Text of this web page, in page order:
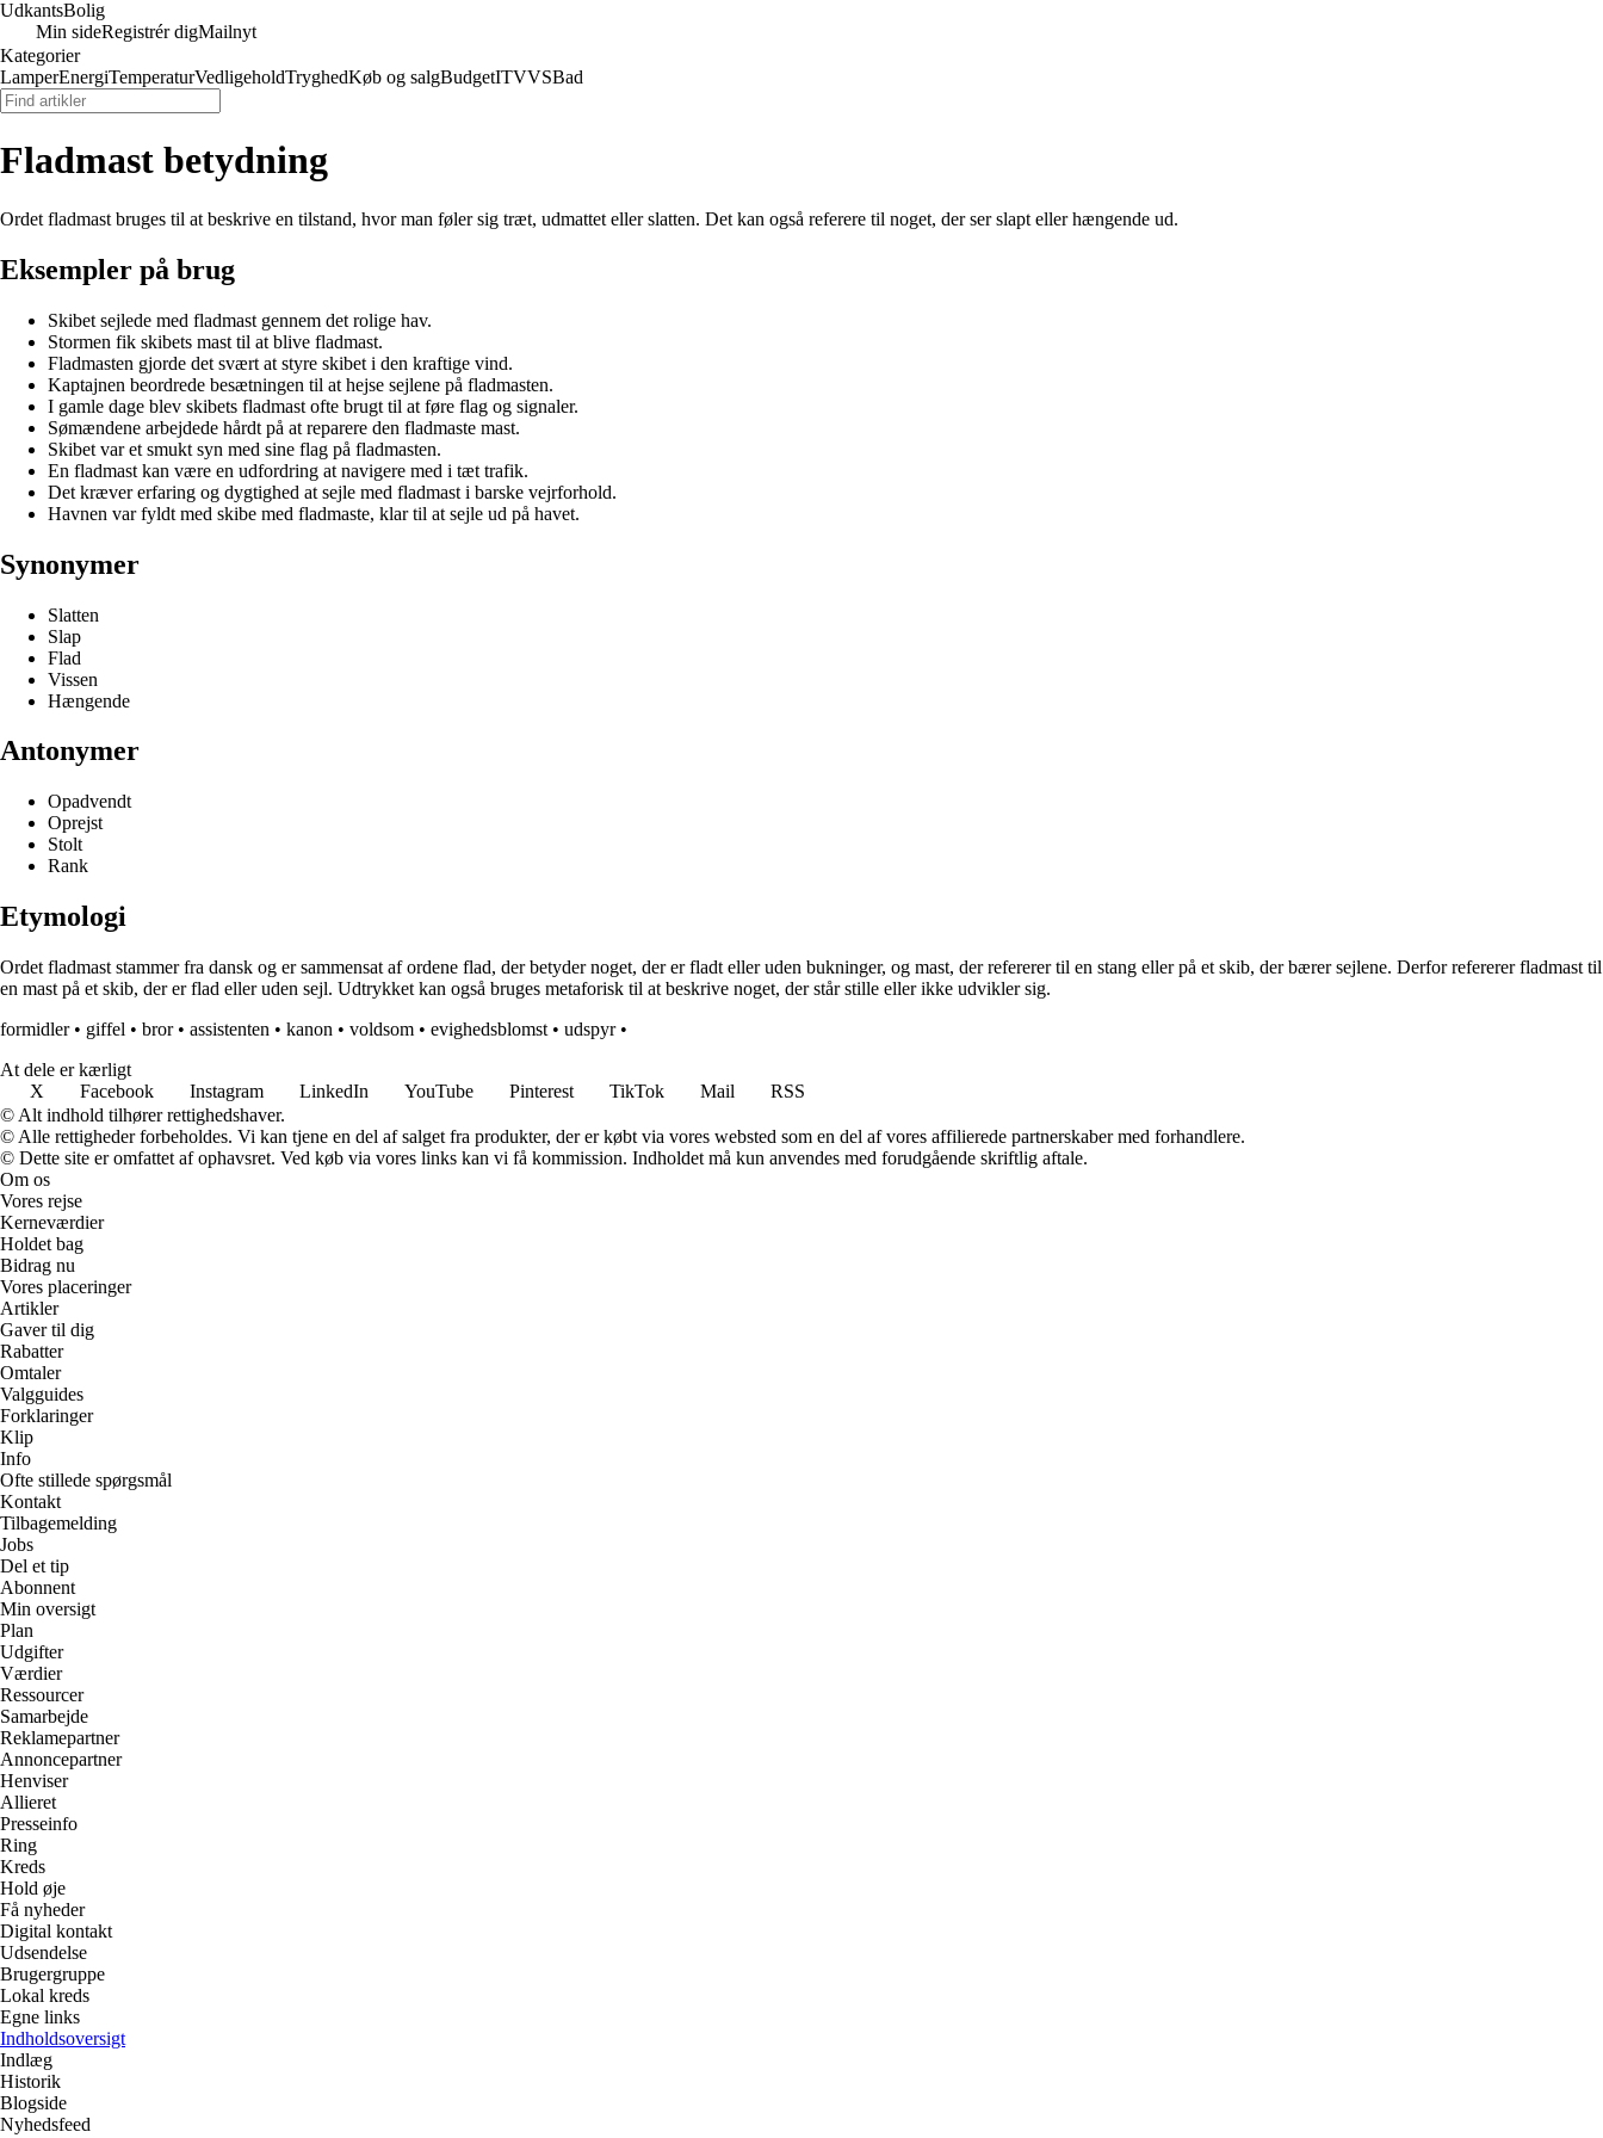
UdkantsBolig
Min sideRegistrér digMailnyt
Kategorier
LamperEnergiTemperaturVedligeholdTryghedKøb og salgBudgetITVVSBad
Fladmast betydning
Ordet fladmast bruges til at beskrive en tilstand, hvor man føler sig træt, udmattet eller slatten. Det kan også referere til noget, der ser slapt eller hængende ud.
Eksempler på brug
Skibet sejlede med fladmast gennem det rolige hav.
Stormen fik skibets mast til at blive fladmast.
Fladmasten gjorde det svært at styre skibet i den kraftige vind.
Kaptajnen beordrede besætningen til at hejse sejlene på fladmasten.
I gamle dage blev skibets fladmast ofte brugt til at føre flag og signaler.
Sømændene arbejdede hårdt på at reparere den fladmaste mast.
Skibet var et smukt syn med sine flag på fladmasten.
En fladmast kan være en udfordring at navigere med i tæt trafik.
Det kræver erfaring og dygtighed at sejle med fladmast i barske vejrforhold.
Havnen var fyldt med skibe med fladmaste, klar til at sejle ud på havet.
Synonymer
Slatten
Slap
Flad
Vissen
Hængende
Antonymer
Opadvendt
Oprejst
Stolt
Rank
Etymologi
Ordet fladmast stammer fra dansk og er sammensat af ordene flad, der betyder noget, der er fladt eller uden bukninger, og mast, der refererer til en stang eller på et skib, der bærer sejlene. Derfor refererer fladmast til
en mast på et skib, der er flad eller uden sejl. Udtrykket kan også bruges metaforisk til at beskrive noget, der står stille eller ikke udvikler sig.
formidler• giffel • bror• assistenten • kanon • voldsom • evighedsblomst • udspyr•
At dele er kærligt
X
Facebook Instagram LinkedIn YouTube Pinterest TikTok Mail
RSS
© Alt indhold tilhører rettighedshaver.
© Alle rettigheder forbeholdes. Vi kan tjene en del af salget fra produkter, der er købt via vores websted som en del af vores affilierede partnerskaber med forhandlere.
© Dette site er omfattet af ophavsret. Ved køb via vores links kan vi få kommission. Indholdet må kun anvendes med forudgående skriftlig aftale.
Om os
Vores rejse
Kerneværdier
Holdet bag
Bidrag nu
Vores placeringer
Artikler
Gaver til dig
Rabatter
Omtaler
Valgguides
Forklaringer
Klip
Info
Ofte stillede spørgsmål
Kontakt
Tilbagemelding
Jobs
Del et tip
Abonnent
Min oversigt
Plan
Udgifter
Værdier
Ressourcer
Samarbejde
Reklamepartner
Annoncepartner
Henviser
Allieret
Presseinfo
Ring
Kreds
Hold øje
Få nyheder
Digital kontakt
Udsendelse
Brugergruppe
Lokal kreds
Egne links
Indholdsoversigt
Indlæg
Historik
Blogside
Nyhedsfeed